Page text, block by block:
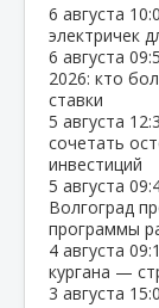
6 августа
электричек
6 августа
2026: кто
ставки
5 августа
сочетать
инвестиций
5 августа
Волгоград
программы
4 августа
кургана —
3 августа